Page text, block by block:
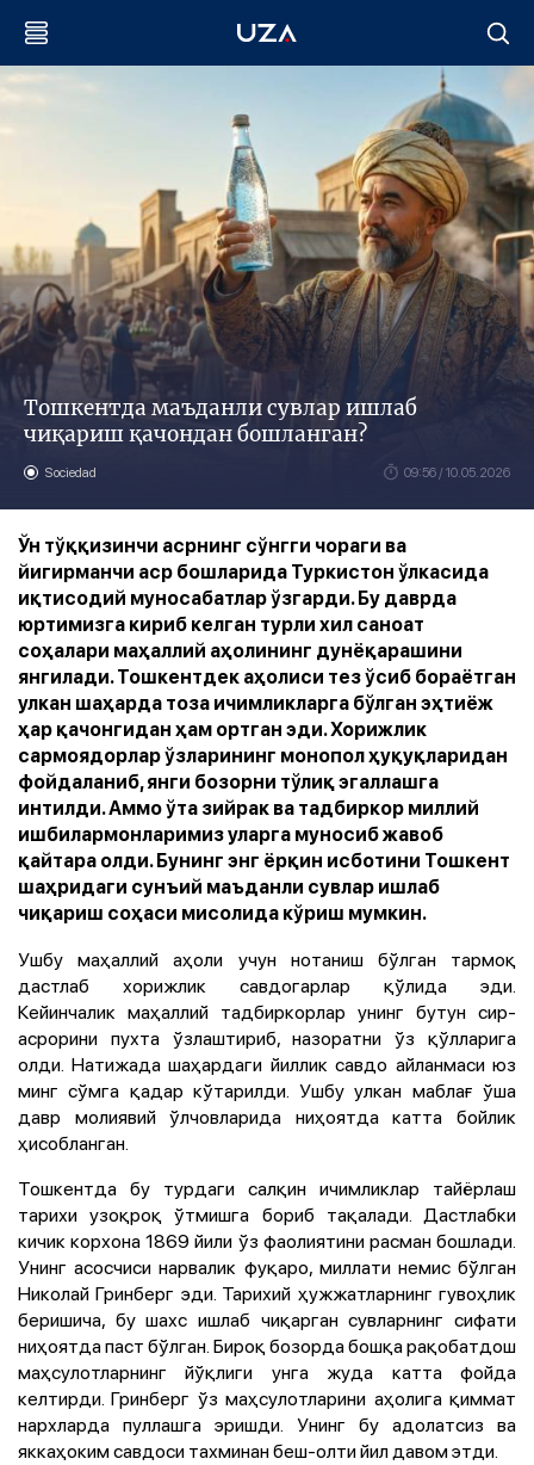
Тошкентда маъданли сувлар ишлаб
чиқариш қачондан бошланган?
Sociedad 09:56 / 10.05.2026
Ўн тўққизинчи асрнинг сўнгги чораги ва
йигирманчи аср бошларида Туркистон ўлкасида
иқтисодий муносабатлар ўзгарди. Бу даврда
юртимизга кириб келган турли хил саноат
соҳалари маҳаллий аҳолининг дунёқарашини
янгилади. Тошкентдек аҳолиси тез ўсиб бораётган
улкан шаҳарда тоза ичимликларга бўлган эҳтиёж
ҳар қачонгидан ҳам ортган эди. Хорижлик
сармоядорлар ўзларининг монопол ҳуқуқларидан
фойдаланиб, янги бозорни тўлиқ эгаллашга
интилди. Аммо ўта зийрак ва тадбиркор миллий
ишбилармонларимиз уларга муносиб жавоб
қайтара олди. Бунинг энг ёрқин исботини Тошкент
шаҳридаги сунъий маъданли сувлар ишлаб
чиқариш соҳаси мисолида кўриш мумкин.
Ушбу маҳаллий аҳоли учун нотаниш бўлган тармоқ
дастлаб хорижлик савдогарлар қўлида эди.
Кейинчалик маҳаллий тадбиркорлар унинг бутун сир-
асрорини пухта ўзлаштириб, назоратни ўз қўлларига
олди. Натижада шаҳардаги йиллик савдо айланмаси юз
минг сўмга қадар кўтарилди. Ушбу улкан маблағ ўша
давр молиявий ўлчовларида ниҳоятда катта бойлик
ҳисобланган.
Тошкентда бу турдаги салқин ичимликлар тайёрлаш
тарихи узоқроқ ўтмишга бориб тақалади. Дастлабки
кичик корхона 1869 йили ўз фаолиятини расман бошлади.
Унинг асосчиси нарвалик фуқаро, миллати немис бўлган
Николай Гринберг эди. Тарихий ҳужжатларнинг гувоҳлик
беришича, бу шахс ишлаб чиқарган сувларнинг сифати
ниҳоятда паст бўлган. Бироқ бозорда бошқа рақобатдош
маҳсулотларнинг йўқлиги унга жуда катта фойда
келтирди. Гринберг ўз маҳсулотларини аҳолига қиммат
нархларда пуллашга эришди. Унинг бу адолатсиз ва
яккаҳоким савдоси тахминан беш-олти йил давом этди.